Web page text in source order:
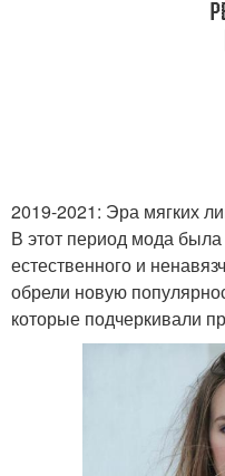
2019-2021: Эра мягких
В этот период мода
естественного и
обрели новую
которые подчеркивали